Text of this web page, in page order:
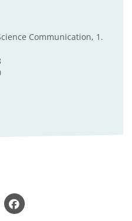
Communication, 1.